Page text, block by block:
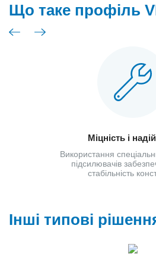
Що таке профіль
Міцність і
Використання
підсилювачів
стабільність
Інші типові